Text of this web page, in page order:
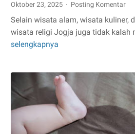
Oktober 23, 2025 Posting Komentar
Selain wisata alam, wisata kuliner,
wisata religi Jogja juga tidak kalah
selengkapnya
Menelusuri
di
8
Wisata
Religi
Jogja
yang